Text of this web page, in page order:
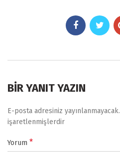
BIR YANIT YAZIN
E-posta adresiniz yayınlanmayacak.
işaretlenmişlerdir
Yorum *